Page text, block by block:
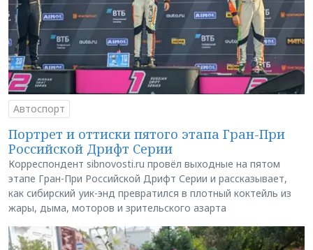
Автоспорт
Портрет и оттиски пятого этапа Гран-При
Российской Дрифт Серии
Корреспондент sibnovosti.ru провёл выходные на пятом
этапе Гран-При Российской Дрифт Серии и рассказывает,
как сибирский уик-энд превратился в плотный коктейль из
жары, дыма, моторов и зрительского азарта